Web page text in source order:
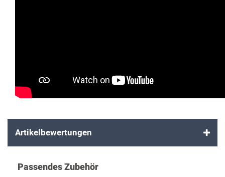
Artikelbewertungen
Passendes Zubehör